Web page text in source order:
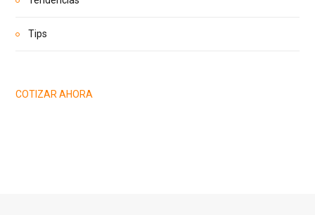
Tips
COTIZAR AHORA